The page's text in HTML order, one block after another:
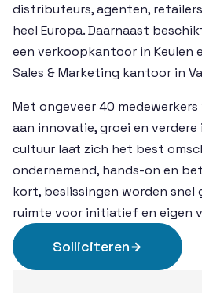
distributeurs, agenten,
heel Europa. Daarnaast
een verkoopkantoor in Keulen
Sales & Marketing kantoor in
Met ongeveer 40 medewerkers
aan innovatie, groei en
cultuur laat zich het best
ondernemend, hands-on en
kort, beslissingen worden snel
ruimte voor initiatief en eigen
Solliciteren